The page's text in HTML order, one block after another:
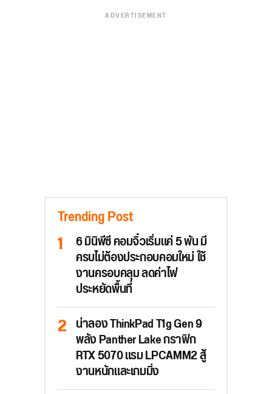
ADVERTISEMENT
Trending Post
6 มินิพีซี คอมจิ๋วเริ่มแค่ 5 พัน มี
ครบไม่ต้องประกอบคอมใหม่ ใช้
งานครอบคลุม ลดค่าไฟ
ประหยัดพื้นที่
น่าลอง ThinkPad T1g Gen 9
พลัง Panther Lake กราฟิก
RTX 5070 แรม LPCAMM2 สู้
งานหนักและเกมมิ่ง